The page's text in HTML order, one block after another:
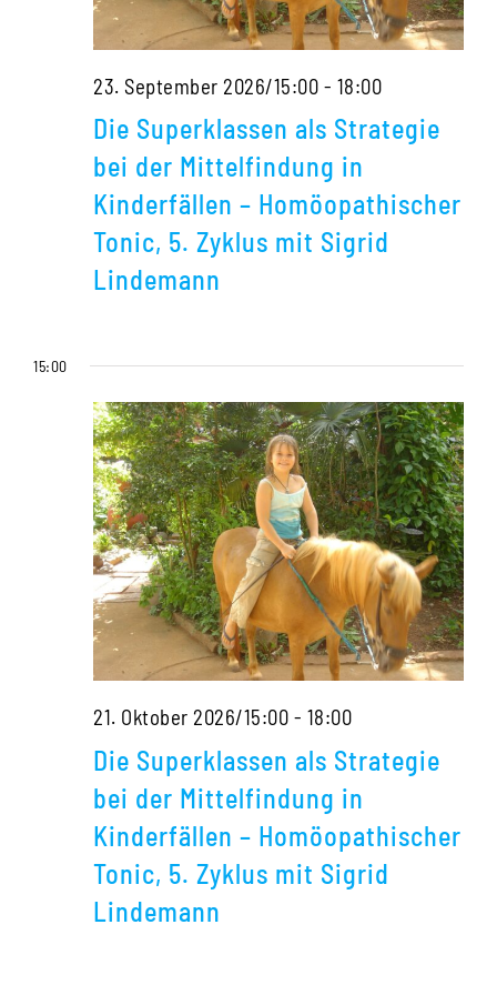
Die Superklassen als Strategie
bei der Mittelfindung in
Kinderfällen – Homöopathischer
Tonic, 5. Zyklus mit Sigrid
Lindemann
23. September 2026/15:00 - 18:00
Superklassen
Strategie
bei
–
Tonic,
5.
Zyklus
mit
Sigrid
Lindemann
15:00
Die Superklassen als Strategie
bei der Mittelfindung in
Kinderfällen – Homöopathischer
Tonic, 5. Zyklus mit Sigrid
Lindemann
21. Oktober 2026/15:00 - 18:00
Superklassen
als
Strategie
bei